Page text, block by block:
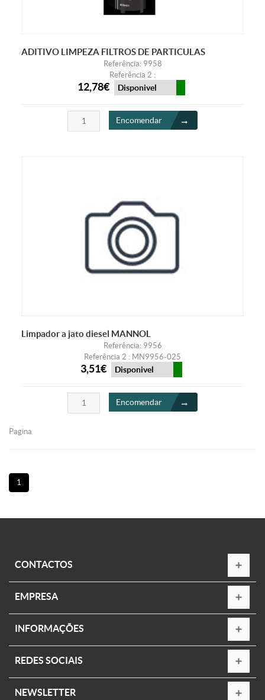
ADITIVO LIMPEZA FILTROS DE PARTICULAS
Referência: 9958
Referência 2 :
12,78€ Disponivel
Encomendar
Limpador a jato diesel MANNOL
Referência: 9956
Referência 2 : MN9956-025
3,51€ Disponivel
Encomendar
Pagina
1
CONTACTOS
EMPRESA
INFORMAÇÕES
REDES SOCIAIS
NEWSLETTER